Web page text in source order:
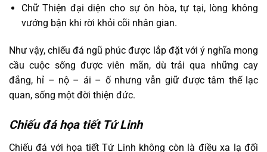
Chữ Thiện đại diện cho sự ôn hòa, tự tại, lòng không
vướng bận khi rời khỏi cõi nhân gian.
Như vậy, chiếu đá ngũ phúc được lắp đặt với ý nghĩa mong
cầu cuộc sống được viên mãn, dù trải qua những cay
đắng, hỉ – nộ – ái – ố nhưng vẫn giữ được tâm thế lạc
quan, sống một đời thiện đức.
Chiếu đá họa tiết Tứ Linh
Chiếu đá với họa tiết Tứ Linh không còn là điều xa lạ đối